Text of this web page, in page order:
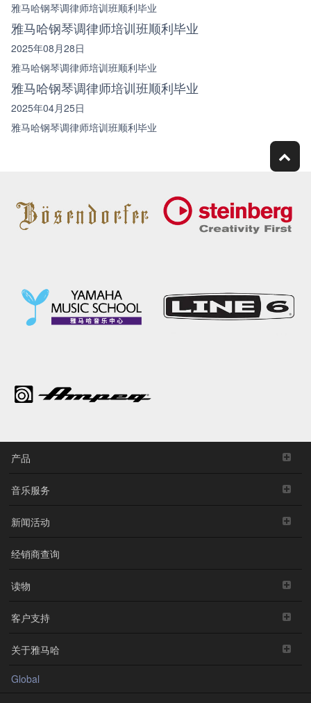
雅马哈钢琴调律师培训班顺利毕业
雅马哈钢琴调律师培训班顺利毕业
2025年08月28日
雅马哈钢琴调律师培训班顺利毕业
雅马哈钢琴调律师培训班顺利毕业
2025年04月25日
雅马哈钢琴调律师培训班顺利毕业
产品
音乐服务
新闻活动
经销商查询
读物
客户支持
关于雅马哈
Global